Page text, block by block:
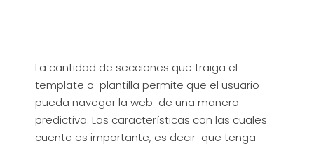
La cantidad de secciones que traiga el
template o plantilla permite que el usuario
pueda navegar la web de una manera
predictiva. Las características con las cuales
cuente es importante, es decir que tenga